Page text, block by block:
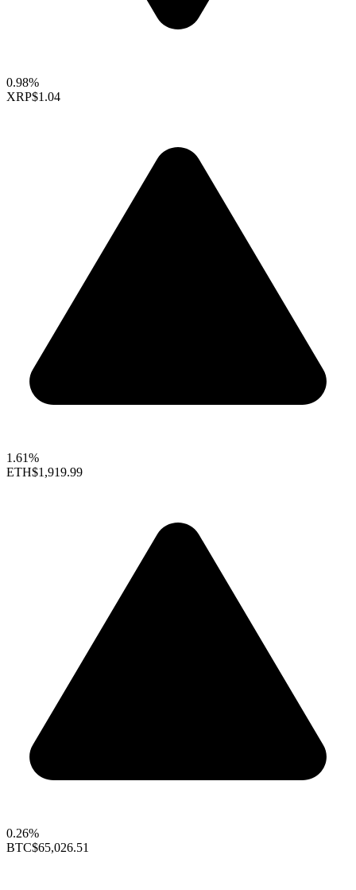
0.98%
XRP$1.04
1.61%
ETH$1,919.99
0.26%
BTC$65,026.51